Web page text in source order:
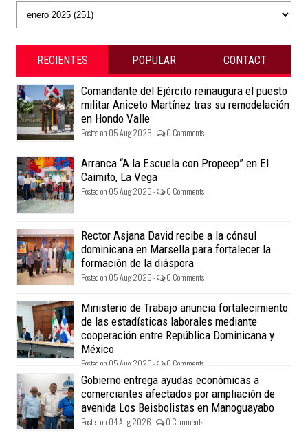
RECIENTES POPULAR CONTACT
Comandante del Ejército reinaugura el puesto
militar Aniceto Martínez tras su remodelación
en Hondo Valle
Posted on 05 Aug 2026 - 0 Comments
Arranca “A la Escuela con Propeep” en El
Caimito, La Vega
Posted on 05 Aug 2026 - 0 Comments
Rector Asjana David recibe a la cónsul
dominicana en Marsella para fortalecer la
formación de la diáspora
Posted on 05 Aug 2026 - 0 Comments
Ministerio de Trabajo anuncia fortalecimiento
de las estadísticas laborales mediante
cooperación entre República Dominicana y
México
Posted on 05 Aug 2026 - 0 Comments
Gobierno entrega ayudas económicas a
comerciantes afectados por ampliación de
avenida Los Beisbolistas en Manoguayabo
Posted on 04 Aug 2026 - 0 Comments